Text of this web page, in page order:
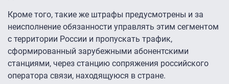
Кроме того, такие же штрафы предусмотрены и за
неисполнение обязанности управлять этим сегментом
с территории России и пропускать трафик,
сформированный зарубежными абонентскими
станциями, через станцию сопряжения российского
оператора связи, находящуюся в стране.